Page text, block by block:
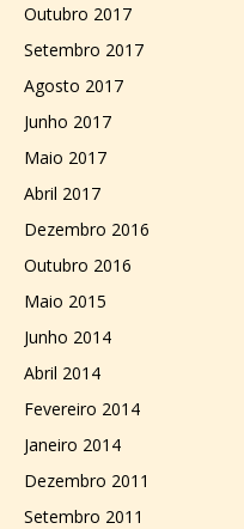
Outubro 2017
Setembro 2017
Agosto 2017
Junho 2017
Maio 2017
Abril 2017
Dezembro 2016
Outubro 2016
Maio 2015
Junho 2014
Abril 2014
Fevereiro 2014
Janeiro 2014
Dezembro 2011
Setembro 2011